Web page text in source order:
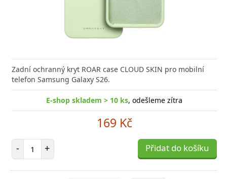
Zadní ochranný kryt ROAR case CLOUD SKIN pro mobilní
telefon Samsung Galaxy S26.
E-shop skladem > 10 ks, odešleme zítra
169 Kč
- Počet položek
+ Přidat do košíku